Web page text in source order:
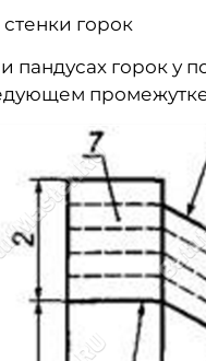
горок
пандусах горок у